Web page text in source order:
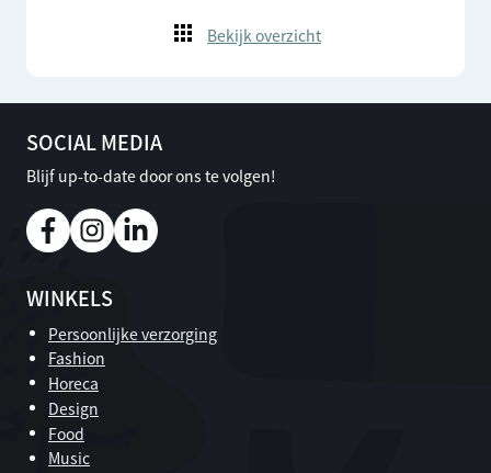
Bekijk overzicht
SOCIAL MEDIA
Blijf up-to-date door ons te volgen!
WINKELS
Persoonlijke verzorging
Fashion
Horeca
Design
Food
Music